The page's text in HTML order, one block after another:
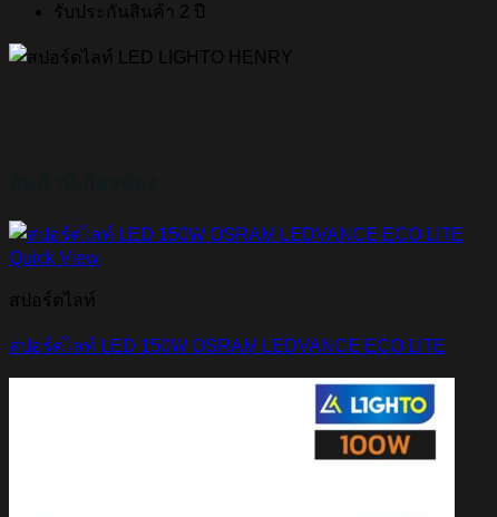
รับประกันสินค้า 2 ปี
Quick View
สปอร์ตไลท์
สปอร์ตไลท์ LED 150W OSRAM LEDVANCE ECO LITE